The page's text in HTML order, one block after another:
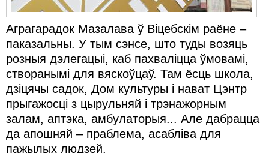
Аграгарадок Мазалава ў Віцебскім раёне –
паказальны. У тым сэнсе, што туды возяць
розныя дэлегацыі, каб пахваліцца ўмовамі,
створанымі для вяскоўцаў. Там ёсць школа,
дзіцячы садок, Дом культуры і нават Цэнтр
прыгажосці з цырульняй і трэнажорным
залам, аптэка, амбулаторыя... Але дабрацца
да апошняй – праблема, асабліва для
пажылых людзей.